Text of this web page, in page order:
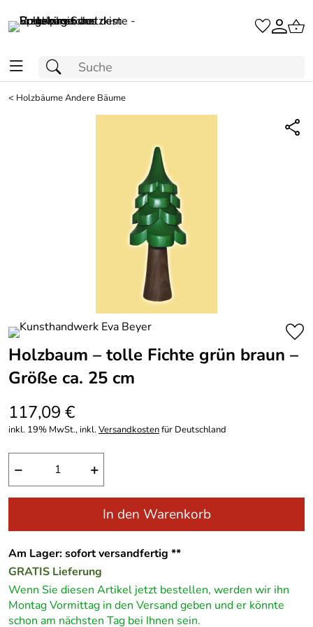
< Holzbäume Andere Bäume
Holzbaum – tolle Fichte grün braun –
Größe ca. 25 cm
117,09 €
inkl. 19% MwSt., inkl.Versandkostenfür Deutschland
− +
In den Warenkorb
Am Lager: sofort versandfertig **
GRATIS Lieferung
Wenn Sie diesen Artikel jetzt bestellen, werden wir ihn
Montag Vormittag in den Versand geben und er könnte
schon am nächsten Tag bei Ihnen sein.